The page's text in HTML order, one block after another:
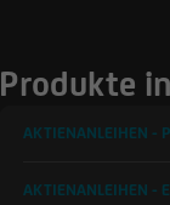
Produkte
AKTIENANLEIHEN -
AKTIENANLEIHEN -